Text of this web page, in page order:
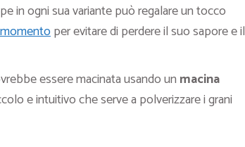
in ogni sua variante può regalare un tocco
per evitare di perdere il suo sapore e il
essere macinata usando un macina
e intuitivo che serve a polverizzare i grani